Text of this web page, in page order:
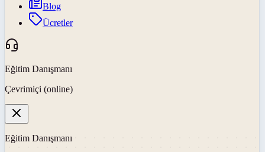
Blog
Ücretler
Eğitim Danışmanı
Çevrimiçi (online)
Eğitim Danışmanı